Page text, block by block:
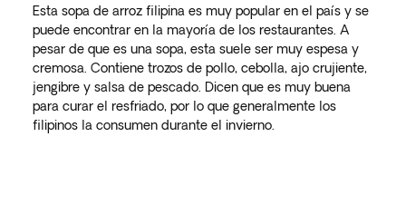
Esta sopa de arroz filipina es muy popular en el país y se
puede encontrar en la mayoría de los restaurantes. A
pesar de que es una sopa, esta suele ser muy espesa y
cremosa. Contiene trozos de pollo, cebolla, ajo crujiente,
jengibre y salsa de pescado. Dicen que es muy buena
para curar el resfriado, por lo que generalmente los
filipinos la consumen durante el invierno.